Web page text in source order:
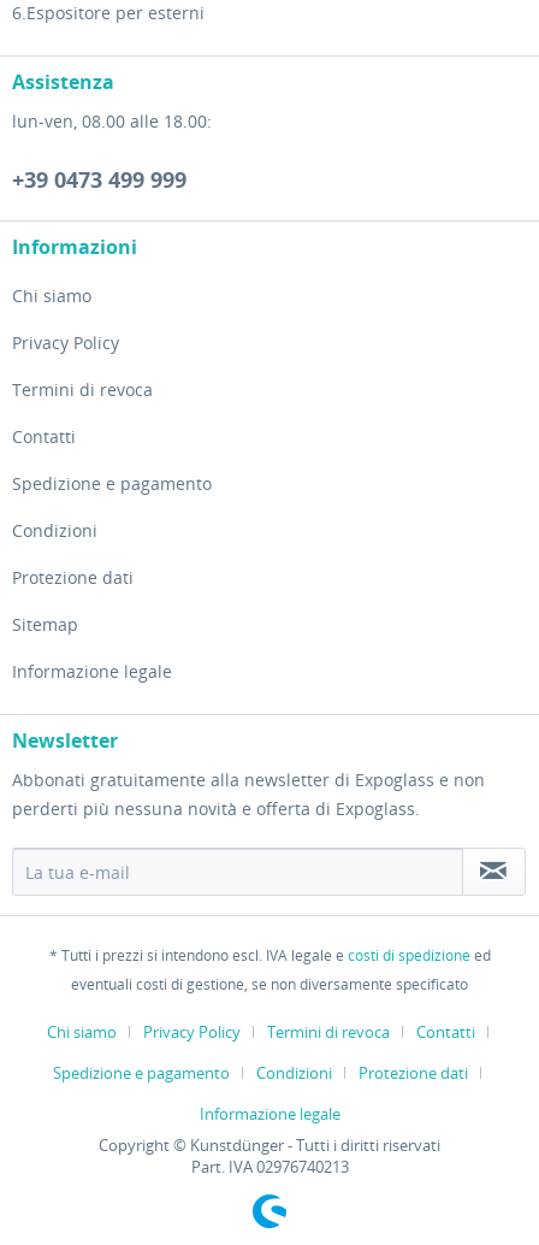
6.Espositore per esterni
Assistenza
lun-ven, 08.00 alle 18.00:
+39 0473 499 999
Informazioni
Chi siamo
Privacy Policy
Termini di revoca
Contatti
Spedizione e pagamento
Condizioni
Protezione dati
Sitemap
Informazione legale
Newsletter
Abbonati gratuitamente alla newsletter di Expoglass e non
perderti più nessuna novità e offerta di Expoglass.
* Tutti i prezzi si intendono escl. IVA legale e costi di spedizioneed
eventuali costi di gestione, se non diversamente specificato
Chi siamo Privacy Policy Termini di revoca
Contatti
Spedizione e pagamento
Condizioni
Protezione dati
Informazione legale
Copyright © Kunstdünger - Tutti i diritti riservati
Part. IVA 02976740213